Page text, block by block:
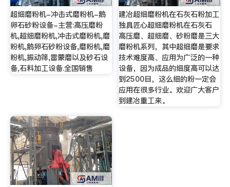
超细磨粉机-冲击式磨粉机-鹅
卵石砂粉设备-主营:高压磨粉
机,超细磨粉机,冲击式磨粉机,磨
粉机,鹅卵石砂粉设备,磨粉机,磨
粉机,振动筛,雷蒙磨以及砂石设
备,石料加工设备.全国销售
建冶超细磨粉机在石灰石粉加工
独具匠心超细磨粉机在石灰石
高压磨、超细磨、砂粉磨是三大
磨粉机系列，其中超细磨是要求
技术难度高、应用为广泛的一种
设备，因为成品的细度高可以达
到2500目，这么细的粉一定会
应用在很多行业。欢迎广大客户
到建冶重工来。